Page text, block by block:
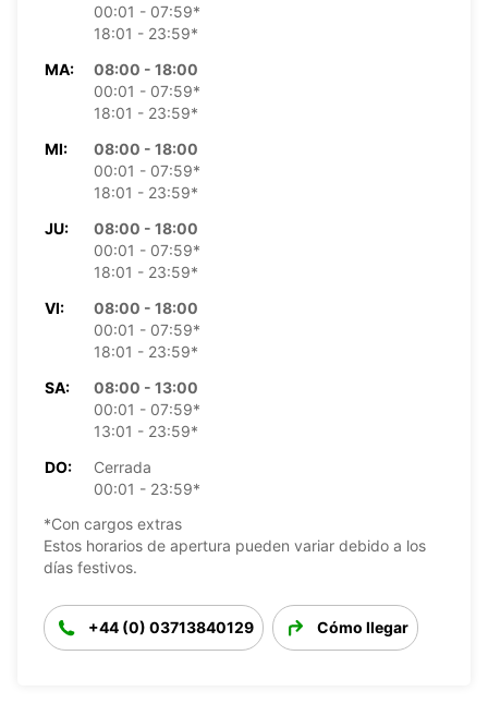
00:01 - 07:59*
18:01 - 23:59*
MA:
08:00 - 18:00
00:01 - 07:59*
18:01 - 23:59*
MI:
08:00 - 18:00
00:01 - 07:59*
18:01 - 23:59*
JU:
08:00 - 18:00
00:01 - 07:59*
18:01 - 23:59*
VI:
08:00 - 18:00
00:01 - 07:59*
18:01 - 23:59*
SA:
08:00 - 13:00
00:01 - 07:59*
13:01 - 23:59*
DO:
Cerrada
00:01 - 23:59*
*Con cargos extras
Estos horarios de apertura pueden variar debido a los
días festivos.
+44 (0) 03713840129 Cómo llegar